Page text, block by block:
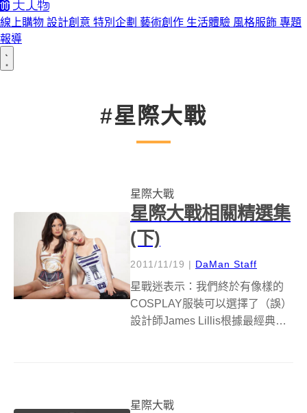
線上購物 設計創意 特別企劃 藝術創作 生活體驗 風格服飾 專題
報導
#星際大戰
星際大戰
星際大戰相關精選集
(下)
2011/11/19 | DaMan Staff
星戰迷表示：我們終於有像樣的
COSPLAY服裝可以選擇了（誤）
設計師James Lillis根據最經典的
模特兒...
星際大戰